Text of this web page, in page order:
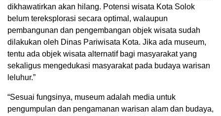
dikhawatirkan akan hilang. Potensi wisata Kota Solok
belum tereksplorasi secara optimal, walaupun
pembangunan dan pengembangan objek wisata sudah
dilakukan oleh Dinas Pariwisata Kota. Jika ada museum,
tentu ada objek wisata alternatif bagi masyarakat yang
sekaligus mengedukasi masyarakat pada budaya warisan
leluhur.”
“Sesuai fungsinya, museum adalah media untuk
pengumpulan dan pengamanan warisan alam dan budaya,